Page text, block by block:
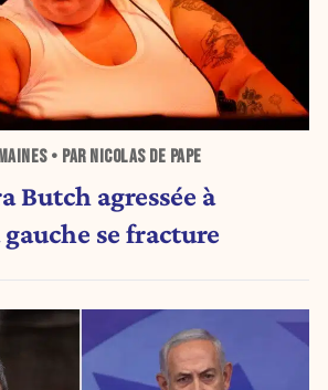
• PAR NICOLAS DE PAPE
Butch agressée à
se fracture